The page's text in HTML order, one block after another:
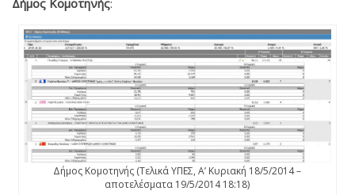
Δήμος Κομοτηνής (Τελικά ΥΠΕΣ, Α’ Κυριακή 18/5/2014 –
αποτελέσματα 19/5/2014 18:18)